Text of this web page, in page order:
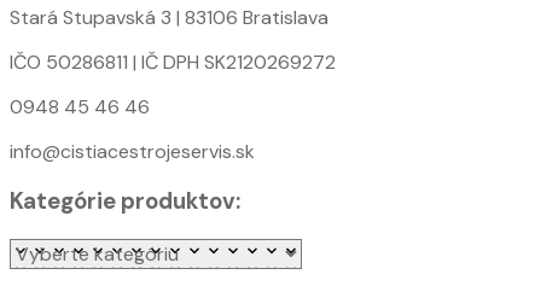
Stará Stupavská 3 | 83106 Bratislava
IČO 50286811 | IČ DPH SK2120269272
0948 45 46 46
info@cistiacestrojeservis.sk
Kategórie produktov: